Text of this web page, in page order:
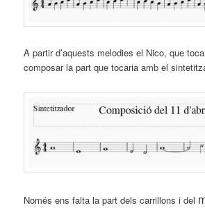
A partir d’aquests melodies el Nico, que
composar la part que tocaria amb el
Només ens falta la part dels carrillons i del